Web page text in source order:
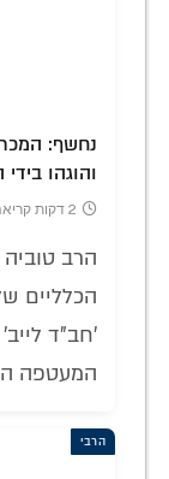
נחשף:
והוגהו בידי
2 דקות קריאה
הרב
הכלליים
'חב"ד לייב'
המעטפה
הרבי